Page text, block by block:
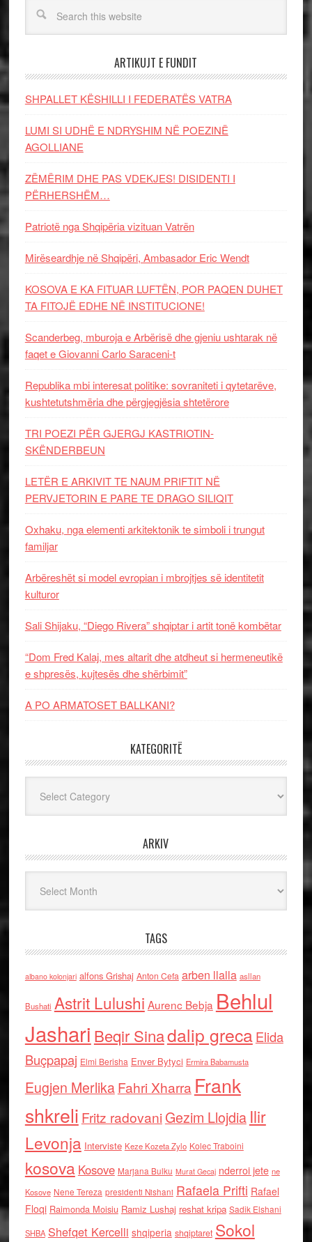
ARTIKUJT E FUNDIT
SHPALLET KËSHILLI I FEDERATËS VATRA
LUMI SI UDHË E NDRYSHIM NË POEZINË
AGOLLIANE
ZËMËRIM DHE PAS VDEKJES! DISIDENTI I
PËRHERSHËM…
Patriotë nga Shqipëria vizituan Vatrën
Mirëseardhje në Shqipëri, Ambasador Eric Wendt
KOSOVA E KA FITUAR LUFTËN, POR PAQEN DUHET
TA FITOJË EDHE NË INSTITUCIONE!
Scanderbeg, mburoja e Arbërisë dhe gjeniu ushtarak në
faqet e Giovanni Carlo Saraceni-t
Republika mbi interesat politike: sovraniteti i qytetarëve,
kushtetutshmëria dhe përgjegjësia shtetërore
TRI POEZI PËR GJERGJ KASTRIOTIN-
SKËNDERBEUN
LETËR E ARKIVIT TE NAUM PRIFTIT NË
PERVJETORIN E PARE TE DRAGO SILIQIT
Oxhaku, nga elementi arkitektonik te simboli i trungut
familjar
Arbëreshët si model evropian i mbrojtjes së identitetit
kulturor
Sali Shijaku, “Diego Rivera” shqiptar i artit tonë kombëtar
“Dom Fred Kalaj, mes altarit dhe atdheut si hermeneutikë
e shpresës, kujtesës dhe shërbimit”
A PO ARMATOSET BALLKANI?
KATEGORITË
ARKIV
TAGS
albano kolonjari alfons Grishaj Anton Cefa arben llalla asllan
Bushati Astrit Lulushi Aurenc Bebja Behlul
Jashari Beqir Sinadalip grecaElida
Buçpapaj Elmi Berisha Enver Bytyci Ermira Babamusta
Eugjen MerlikaFahri Xharra Frank
shkreli Fritz radovaniGezim Llojdia Ilir
Levonja Interviste Keze Kozeta Zylo Kolec Traboini
kosova Kosove Marjana Bulku Murat Gecaj nderroi jete ne
Kosove Nene Tereza presidenti Nishani Rafaela Prifti Rafael
Floqi Raimonda Moisiu Ramiz Lushaj reshat kripa Sadik Elshani
SHBA Shefqet Kercelli shqiperia shqiptaret Sokol